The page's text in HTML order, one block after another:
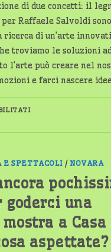
di due concetti: il
Raffaele Salvoldi
ricerca di un’arte
troviamo le soluzioni
l’arte può creare nel
e farci nascere
SU
–
E
E SPETTACOLI /NOVARA
una
a Casa
aspettate?